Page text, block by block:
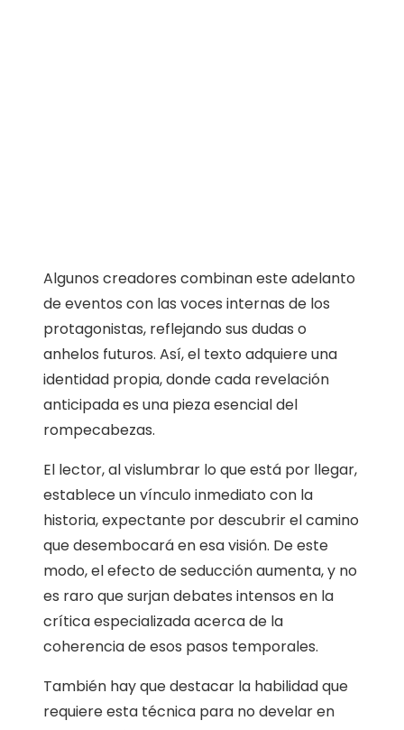
Algunos creadores combinan este adelanto
de eventos con las voces internas de los
protagonistas, reflejando sus dudas o
anhelos futuros. Así, el texto adquiere una
identidad propia, donde cada revelación
anticipada es una pieza esencial del
rompecabezas.
El lector, al vislumbrar lo que está por llegar,
establece un vínculo inmediato con la
historia, expectante por descubrir el camino
que desembocará en esa visión. De este
modo, el efecto de seducción aumenta, y no
es raro que surjan debates intensos en la
crítica especializada acerca de la
coherencia de esos pasos temporales.
También hay que destacar la habilidad que
requiere esta técnica para no develar en